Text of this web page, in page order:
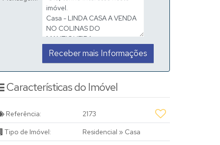
Características do Imóvel
Referência: 2173
Tipo de Imóvel: Residencial » Casa